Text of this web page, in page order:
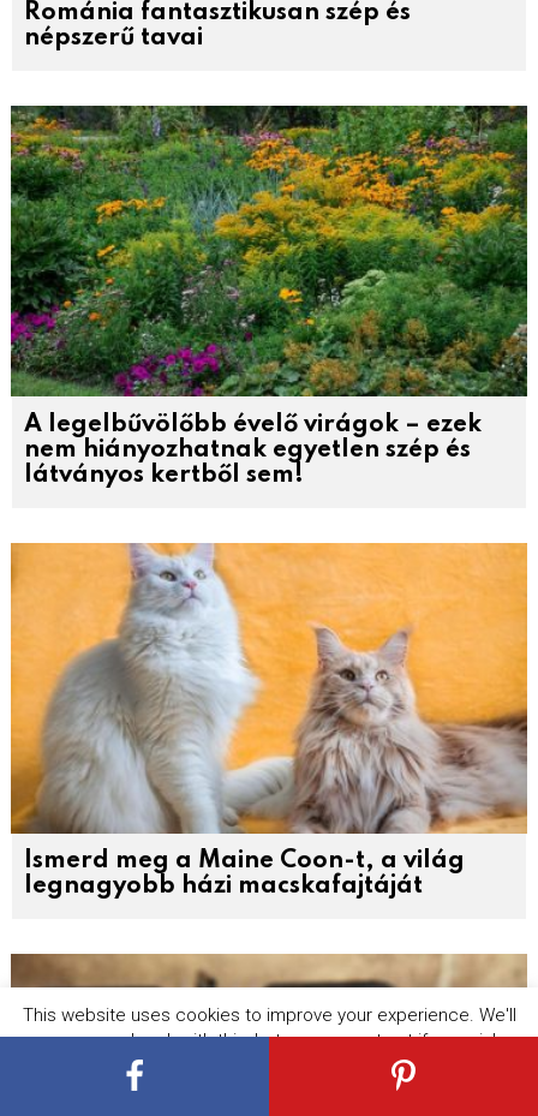
Románia fantasztikusan szép és
népszerű tavai
A legelbűvölőbb évelő virágok – ezek
nem hiányozhatnak egyetlen szép és
látványos kertből sem!
Ismerd meg a Maine Coon-t, a világ
legnagyobb házi macskafajtáját
This website uses cookies to improve your experience. We'll
assume you're ok with this, but you can opt-out if you wish.